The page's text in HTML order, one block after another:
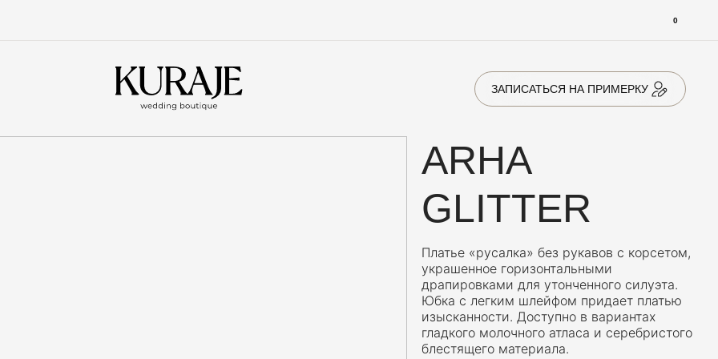
0
ЗАПИСАТЬСЯ НА ПРИМЕРКУ
ARHA
GLITTER
Платье «русалка» без рукавов с корсетом,
украшенное горизонтальными
драпировками для утонченного силуэта.
Юбка с легким шлейфом придает платью
изысканности. Доступно в вариантах
гладкого молочного атласа и серебристого
блестящего материала.